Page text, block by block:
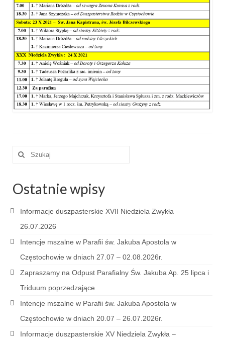
Niezbędnik Katolika
Kaplica Adoracji
Pracownicy
e-Katolik
Nabożeństwa
Nabożeństwa różne
Sakramenty
Sakrament eucharystii
Sakrament bierzmowania
Sakrament pojednania
Sakrament kapłaństwa
Sakrament namaszczenia chorych
Galerie 2026
Szuklaj
Ostatnie wpisy
Informacje duszpasterskie XVII Niedziela Zwykła –
26.07.2026
Intencje mszalne w Parafii św. Jakuba Apostoła w
Częstochowie w dniach 27.07 – 02.08.2026r.
Zapraszamy na Odpust Parafialny Św. Jakuba Ap. 25 lipca i
Triduum poprzedzające
Intencje mszalne w Parafii św. Jakuba Apostoła w
Częstochowie w dniach 20.07 – 26.07.2026r.
Informacje duszpasterskie XV Niedziela Zwykła –